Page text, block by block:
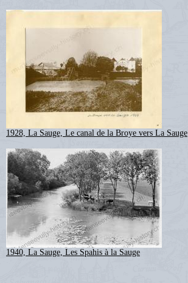
1928, La Sauge, Le canal de la Broye vers La Sauge
1940, La Sauge, Les Spahis à la Sauge